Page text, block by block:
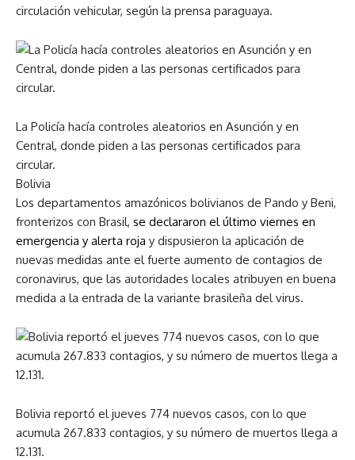
circulación vehicular, según la prensa paraguaya.
La Policía hacía controles aleatorios en Asunción y en
Central, donde piden a las personas certificados para
circular.
Bolivia
Los departamentos amazónicos bolivianos de Pando y Beni,
fronterizos con Brasil, se declararon el último viernes en
emergencia y alerta roja y dispusieron la aplicación de
nuevas medidas ante el fuerte aumento de contagios de
coronavirus, que las autoridades locales atribuyen en buena
medida a la entrada de la variante brasileña del virus.
Bolivia reportó el jueves 774 nuevos casos, con lo que
acumula 267.833 contagios, y su número de muertos llega a
12.131.